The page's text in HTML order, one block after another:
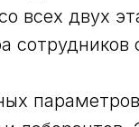
всех двух